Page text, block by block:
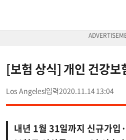
[보험 상식] 개인 건강보
Los Angeles 2020.11.14 13:04
내년 1월 31일까지 신규가입